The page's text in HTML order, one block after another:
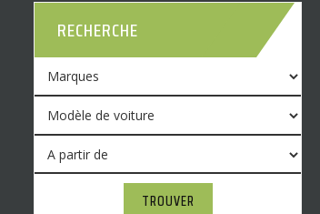
RECHERCHE
TROUVER